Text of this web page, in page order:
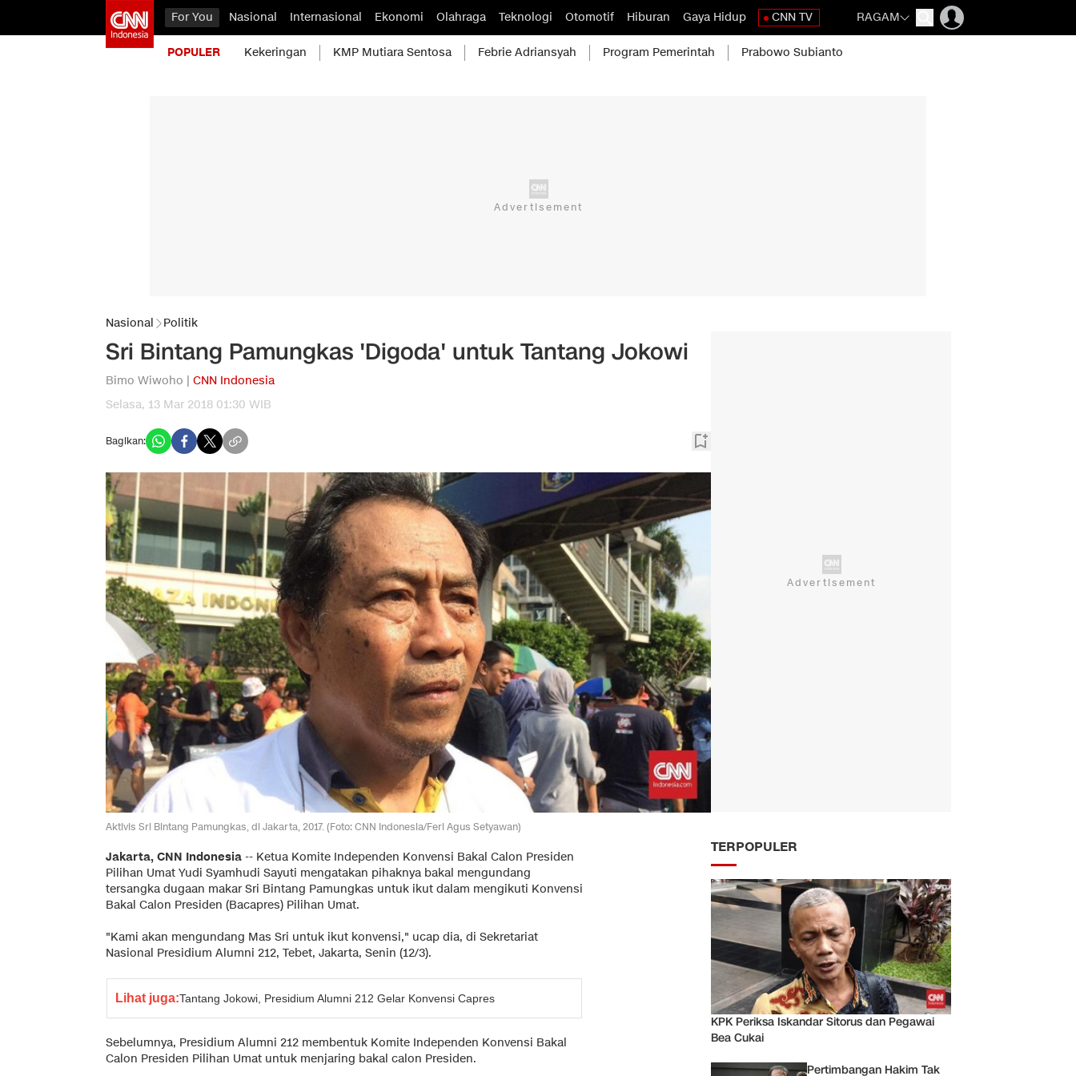
For You Nasional Internasional Ekonomi Olahraga Teknologi Otomotif Hiburan Gaya Hidup CNN TV RAGAM
POPULER Kekeringan KMP Mutiara Sentosa Febrie Adriansyah Program Pemerintah Prabowo Subianto
Nasional Politik
Sri Bintang Pamungkas 'Digoda' untuk Tantang Jokowi
Bimo Wiwoho | CNN Indonesia
Selasa, 13 Mar 2018 01:30 WIB
Bagikan:
Aktivis Sri Bintang Pamungkas, di Jakarta, 2017. (Foto: CNN Indonesia/Feri Agus Setyawan)
Jakarta, CNN Indonesia -- Ketua Komite Independen Konvensi Bakal Calon Presiden
Pilihan Umat Yudi Syamhudi Sayuti mengatakan pihaknya bakal mengundang
tersangka dugaan makar Sri Bintang Pamungkas untuk ikut dalam mengikuti Konvensi
Bakal Calon Presiden (Bacapres) Pilihan Umat.
"Kami akan mengundang Mas Sri untuk ikut konvensi," ucap dia, di Sekretariat
Nasional Presidium Alumni 212, Tebet, Jakarta, Senin (12/3).
Lihat juga:Tantang Jokowi, Presidium Alumni 212 Gelar Konvensi Capres
Sebelumnya, Presidium Alumni 212 membentuk Komite Independen Konvensi Bakal
Calon Presiden Pilihan Umat untuk menjaring bakal calon Presiden.
TERPOPULER
KPK Periksa Iskandar Sitorus dan Pegawai
Bea Cukai
Pertimbangan Hakim Tak